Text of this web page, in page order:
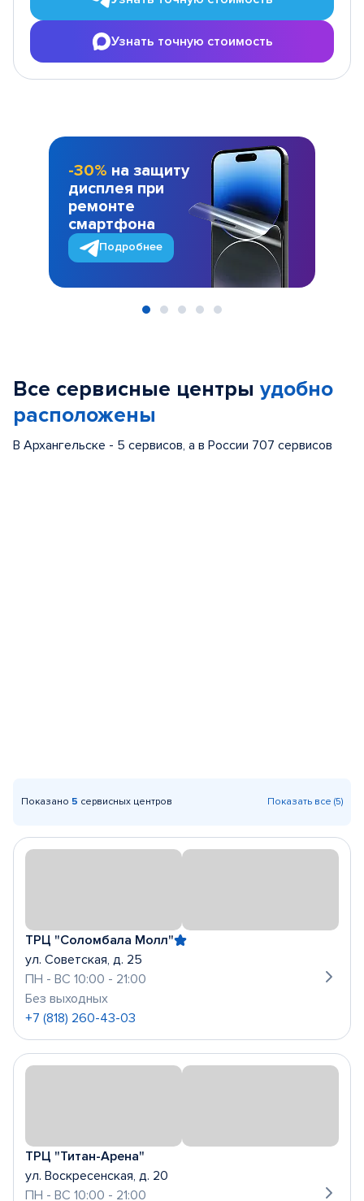
Узнать точную стоимость
-30% на защиту
дисплея при
ремонте
смартфона
Подробнее
Все сервисные центры удобно
расположены
В Архангельске - 5 сервисов, а в России 707 сервисов
Показано 5 сервисных центров Показать все (5)
ТРЦ "Соломбала Молл"
ул. Советская, д. 25
ПН - ВС 10:00 - 21:00
Без выходных
+7 (818) 260-43-03
ТРЦ "Титан-Арена"
ул. Воскресенская, д. 20
ПН - ВС 10:00 - 21:00